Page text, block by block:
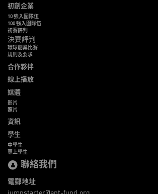
初創企業
10 強入圍隊伍
100 強入圍隊伍
初賽評判
決賽評判
環球創業比賽
規則及要求
合作夥伴
線上播放
媒體
影片
照片
資訊
學生
中學生
專上學生
聯絡我們
電郵地址